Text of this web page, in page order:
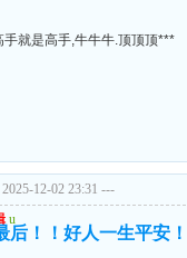
就是高手,牛牛牛.顶顶顶***
12-02 23:31 ---
u
后！！好人一生平安！